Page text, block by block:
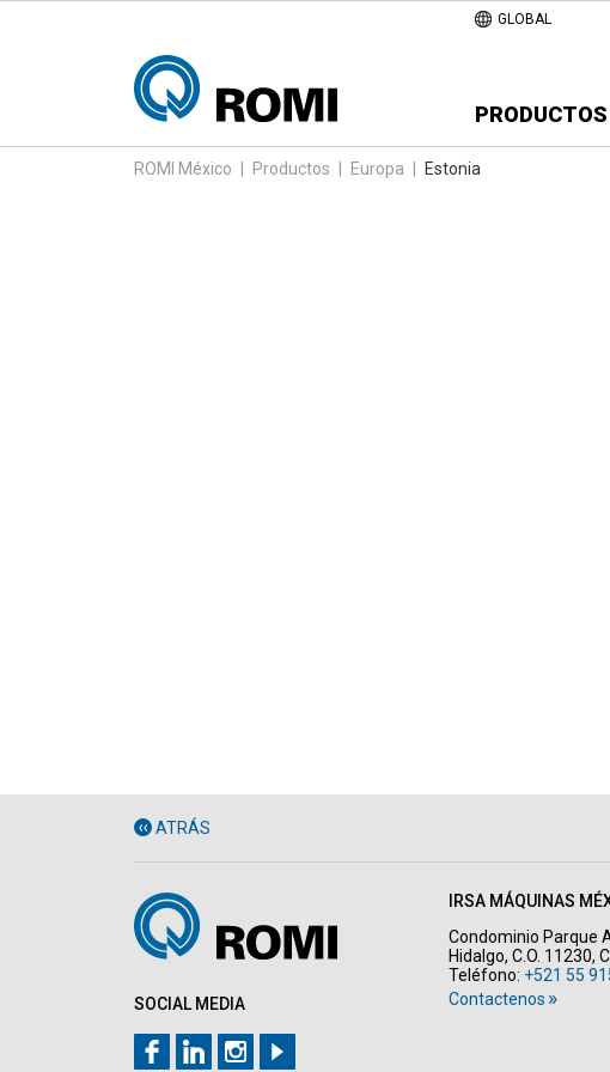
GLOBAL
PRODUCTOS
ROMI México Productos Europa Estonia
ATRÁS
SOCIAL MEDIA
IRSA MÁQUINAS
Condominio Parque
Hidalgo, C.O. 11230,
Teléfono: +521 55
Contactenos